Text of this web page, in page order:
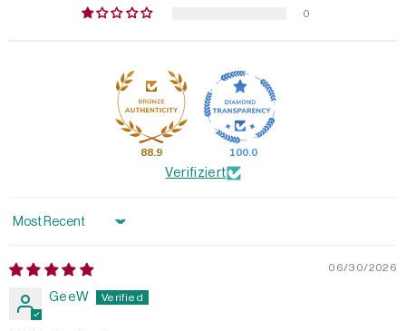
0
88.9 100.0
Verifiziert
Sort by
06/30/2026
GeeW